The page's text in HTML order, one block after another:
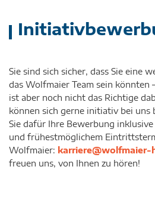
Sie sind sich sicher, dass Sie eine
das Wolfmaier Team sein könnten
ist aber noch nicht das Richtige
können sich gerne initiativ bei uns
Sie dafür Ihre Bewerbung
und frühestmöglichem
Wolfmaier:
freuen uns, von Ihnen zu hören!